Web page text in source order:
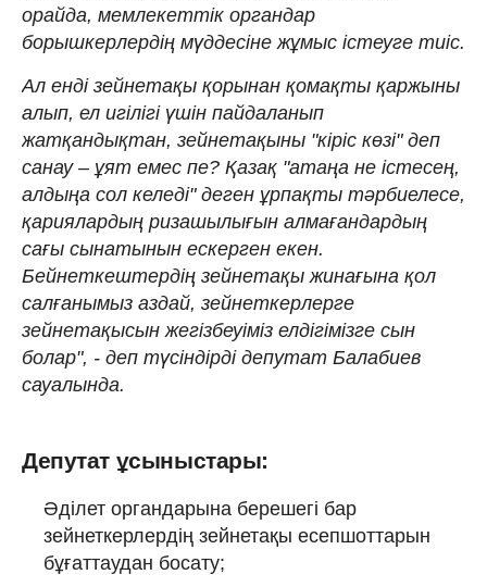
орайда, мемлекеттік органдар
борышкерлердің мүддесіне жұмыс істеуге тиіс.
Ал енді зейнетақы қорынан қомақты қаржыны
алып, ел игілігі үшін пайдаланып
жатқандықтан, зейнетақыны "кіріс көзі" деп
санау – ұят емес пе? Қазақ "атаңа не істесең,
алдыңа сол келеді" деген ұрпақты тәрбиелесе,
қариялардың ризашылығын алмағандардың
сағы сынатынын ескерген екен.
Бейнеткештердің зейнетақы жинағына қол
салғанымыз аздай, зейнеткерлерге
зейнетақысын жегізбеуіміз елдігімізге сын
болар", - деп түсіндірді депутат Балабиев
сауалында.
Депутат ұсыныстары:
Әділет органдарына берешегі бар
зейнеткерлердің зейнетақы есепшоттарын
бұғаттаудан босату;